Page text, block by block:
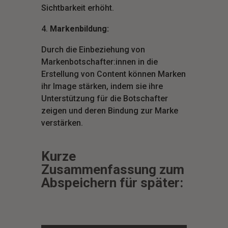
Sichtbarkeit erhöht.
Markenbildung:
Durch die Einbeziehung von
Markenbotschafter:innen in die
Erstellung von Content können Marken
ihr Image stärken, indem sie ihre
Unterstützung für die Botschafter
zeigen und deren Bindung zur Marke
verstärken.
Kurze
Zusammenfassung zum
Abspeichern für später: